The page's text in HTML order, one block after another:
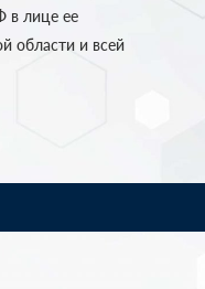
в лице ее
области и всей